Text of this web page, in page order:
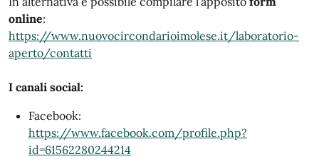
online:
https://www.nuovocircondarioimolese.it/laboratorio-
aperto/contatti
I canali social:
Facebook:
https://www.facebook.com/profile.php?
id=61562280244214